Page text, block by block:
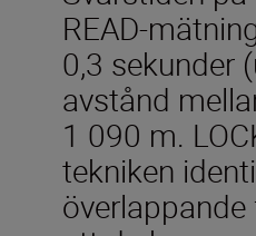
READ-
0,3 sekunder
avstånd
1 090 m.
tekniken